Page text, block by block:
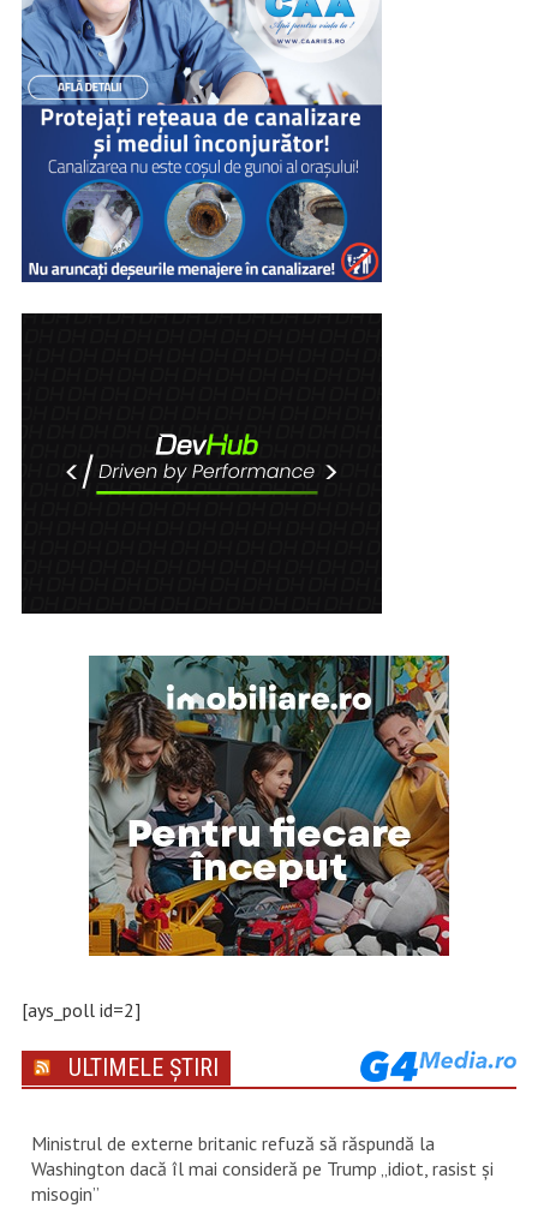
[ays_poll id=2]
ULTIMELE ȘTIRI
Ministrul de externe britanic refuză să răspundă la
Washington dacă îl mai consideră pe Trump „idiot, rasist şi
misogin”